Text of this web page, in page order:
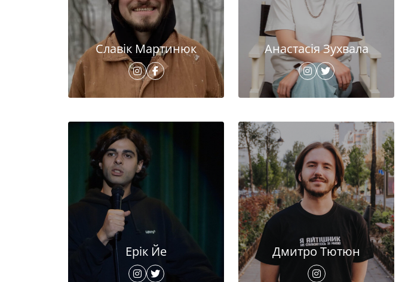
Славік Мартинюк Анастасія Зухвала
Ерік Йе Дмитро Тютюн